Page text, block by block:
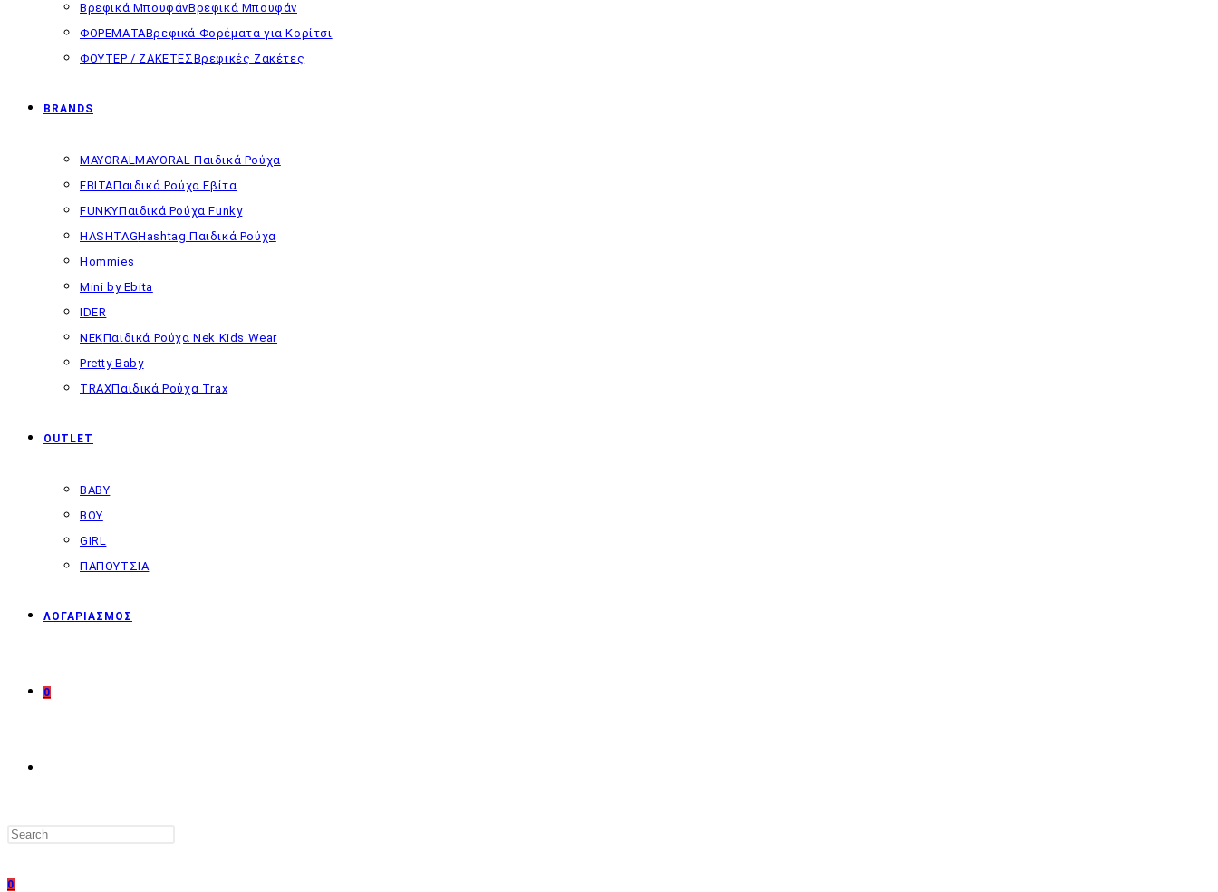
Βρεφικά ΜπουφάνΒρεφικά Μπουφάν
ΦΟΡΕΜΑΤΑΒρεφικά Φορέματα για Κορίτσι
ΦΟΥΤΕΡ / ΖΑΚΕΤΕΣΒρεφικές Ζακέτες
BRANDS
MAYORALMAYORAL Παιδικά Ρούχα
EBITAΠαιδικά Ρούχα Εβίτα
FUNKYΠαιδικά Ρούχα Funky
HASHTAGHashtag Παιδικά Ρούχα
Hommies
Mini by Ebita
IDER
NEKΠαιδικά Ρούχα Nek Kids Wear
Pretty Baby
TRAXΠαιδικά Ρούχα Trax
OUTLET
BABY
BOY
GIRL
ΠΑΠΟΥΤΣΙΑ
ΛΟΓΑΡΙΑΣΜΟΣ
0
0